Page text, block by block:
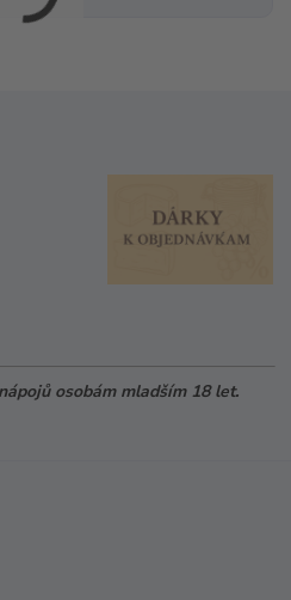
osobám mladším 18 let.